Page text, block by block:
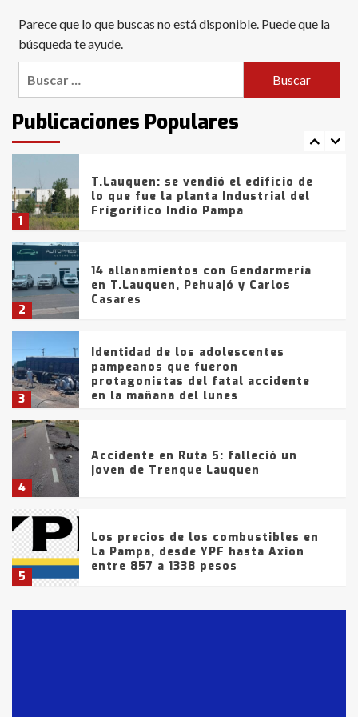
Parece que lo que buscas no está disponible. Puede que la
búsqueda te ayude.
Publicaciones Populares
6
con lluvias y heladas, en gran parte
de la provincia
intentaron evadir a la Policía
fueron detenidos por
comercialización de drogas en la
tarde del sábado
1
T.Lauquen: se vendió el edificio de
lo que fue la planta Industrial del
Frígorífico Indio Pampa
2
14 allanamientos con Gendarmería
en T.Lauquen, Pehuajó y Carlos
Casares
3
Identidad de los adolescentes
pampeanos que fueron
protagonistas del fatal accidente
en la mañana del lunes
4
Accidente en Ruta 5: falleció un
joven de Trenque Lauquen
5
Los precios de los combustibles en
La Pampa, desde YPF hasta Axion
entre 857 a 1338 pesos